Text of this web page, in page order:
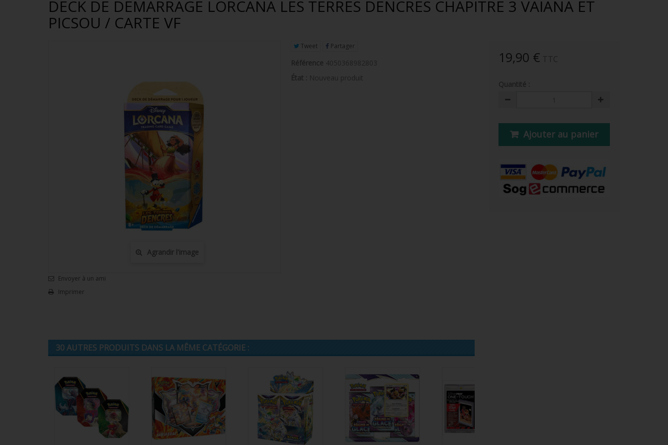
DECK DE DEMARRAGE LORCANA LES TERRES DENCRES CHAPITRE 3 VAIANA ET
PICSOU / CARTE VF
Agrandir l'image
Envoyer à un ami
Imprimer
19,90 €
Ajouter au panier
Tweet Partager
Référence 4050368982803
État : Nouveau produit
30 AUTRES PRODUITS DANS LA MÊME CATÉGORIE :